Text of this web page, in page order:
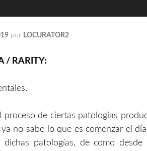
por LOCURATOR2
/ RARITY:
de ciertas patologías
no sabe lo que es comenzar el
patologías, de como desde